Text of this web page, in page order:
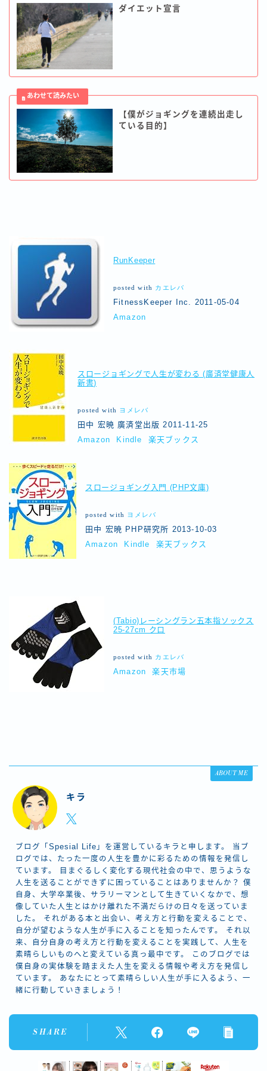
ダイエット宣言
【僕がジョギングを連続出走し
ている目的】
RunKeeper
posted with カエレバ
FitnessKeeper Inc. 2011-05-04
Amazon
スロージョギングで人生が変わる (廣済堂健康人
新書)
posted with ヨメレバ
田中 宏暁 廣済堂出版 2011-11-25
Amazon
Kindle 楽天ブックス
スロージョギング入門 (PHP文庫)
posted with ヨメレバ
田中 宏暁 PHP研究所 2013-10-03
Amazon
Kindle 楽天ブックス
(Tabio)レーシングラン五本指ソックス
25-27cm クロ
posted with カエレバ
Amazon 楽天市場
ABOUT ME
キラ
ブログ「Spesial Life」を運営しているキラと申します。 当ブ
ログでは、たった一度の人生を豊かに彩るための情報を発信し
ています。 目まぐるしく変化する現代社会の中で、思うような
人生を送ることができずに困っていることはありませんか？ 僕
自身、大学卒業後、サラリーマンとして生きていくなかで、想
像していた人生とはかけ離れた不満だらけの日々を送っていま
した。 それがある本と出会い、考え方と行動を変えることで、
自分が望むような人生が手に入ることを知ったんです。 それ以
来、自分自身の考え方と行動を変えることを実践して、人生を
素晴らしいものへと変えている真っ最中です。 このブログでは
僕自身の実体験を踏まえた人生を変える情報や考え方を発信し
ています。 あなたにとって素晴らしい人生が手に入るよう、一
緒に行動していきましょう！
SHARE